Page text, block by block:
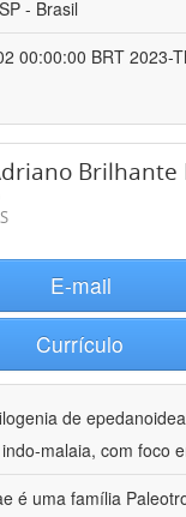
- Brasil
00:00:00 BRT 2023-
Brilhante
E-mail
Currículo
de
malaia, com foco
é uma família